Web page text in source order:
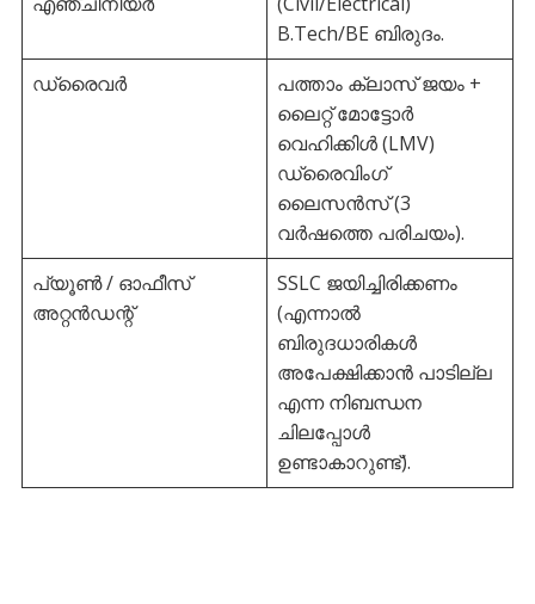
B.Tech/BE ബിരുദം.
ഡ്രൈവർ
പത്താം ക്ലാസ് ജയം +
ലൈറ്റ് മോട്ടോർ
വെഹിക്കിൾ (LMV)
ഡ്രൈവിംഗ്
ലൈസൻസ് (3
വർഷത്തെ പരിചയം).
പ്യൂൺ / ഓഫീസ്
അറ്റൻഡന്റ്
SSLC ജയിച്ചിരിക്കണം
(എന്നാൽ
ബിരുദധാരികൾ
അപേക്ഷിക്കാൻ പാടില്ല
എന്ന നിബന്ധന
ചിലപ്പോൾ
ഉണ്ടാകാറുണ്ട്).